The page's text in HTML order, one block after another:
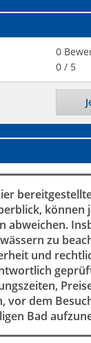
0
0 / 5
können
abweichen.
zu
und
vor dem
Bad